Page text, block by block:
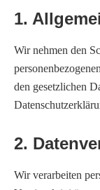
1.
Wir nehmen den
den gesetzlichen
2.
Wir verarbeiten